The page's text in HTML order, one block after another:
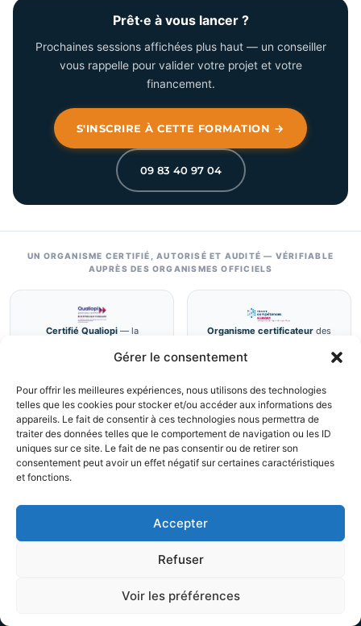
Gérer le consentement
Pour offrir les meilleures expériences, nous utilisons des technologies
telles que les cookies pour stocker et/ou accéder aux informations des
appareils. Le fait de consentir à ces technologies nous permettra de
traiter des données telles que le comportement de navigation ou les ID
uniques sur ce site. Le fait de ne pas consentir ou de retirer son
consentement peut avoir un effet négatif sur certaines caractéristiques
et fonctions.
Accepter
Refuser
Voir les préférences
Prêt·e à vous lancer ?
Prochaines sessions affichées plus haut — un conseiller
vous rappelle pour valider votre projet et votre
financement.
S'INSCRIRE À CETTE FORMATION →
09 83 40 97 04
UN ORGANISME CERTIFIÉ, AUTORISÉ ET AUDITÉ — VÉRIFIABLE
AUPRÈS DES ORGANISMES OFFICIELS
Certifié Qualiopi— la
au titre de la catégorie d'actions
Organisme certificateur des
RS6766 (média), enregistrées par
01/10/2028).
Entité reconnue DSAC/DGAC
formations conformes au
— les formations
(plafond 1 500 €, participation de
politique de certification opposable